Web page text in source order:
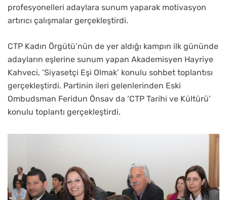
profesyonelleri adaylara sunum yaparak motivasyon
artırıcı çalışmalar gerçekleştirdi.
CTP Kadın Örgütü’nün de yer aldığı kampın ilk gününde
adayların eşlerine sunum yapan Akademisyen Hayriye
Kahveci, ‘Siyasetçi Eşi Olmak’ konulu sohbet toplantısı
gerçekleştirdi. Partinin ileri gelenlerinden Eski
Ombudsman Feridun Önsav da ‘CTP Tarihi ve Kültürü’
konulu toplantı gerçekleştirdi.